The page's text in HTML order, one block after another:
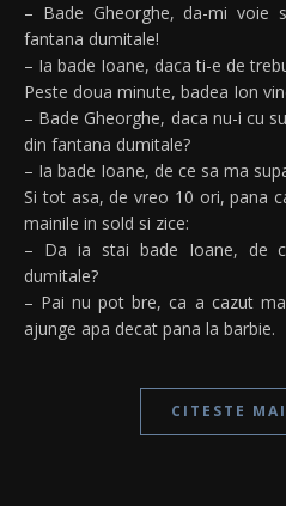
– Bade Gheorghe, da-mi voie
fantana dumitale!
– Ia bade Ioane, daca ti-e de
Peste doua minute, badea Ion
– Bade Gheorghe, daca nu-i cu
din fantana dumitale?
– Ia bade Ioane, de ce sa ma
Si tot asa, de vreo 10 ori, pana
mainile in sold si zice:
– Da ia stai bade Ioane, de
dumitale?
– Pai nu pot bre, ca a cazut
ajunge apa decat pana la barbie.
CITESTE